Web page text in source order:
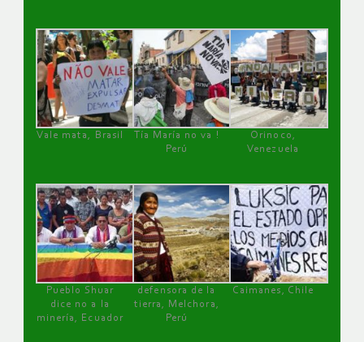
Vale mata, Brasil
Tía María no va !
Perú
Orinoco,
Venezuela
Pueblo Shuar
dice no a la
minería, Ecuador
defensora de la
tierra, Melchora,
Perú
Caimanes, Chile